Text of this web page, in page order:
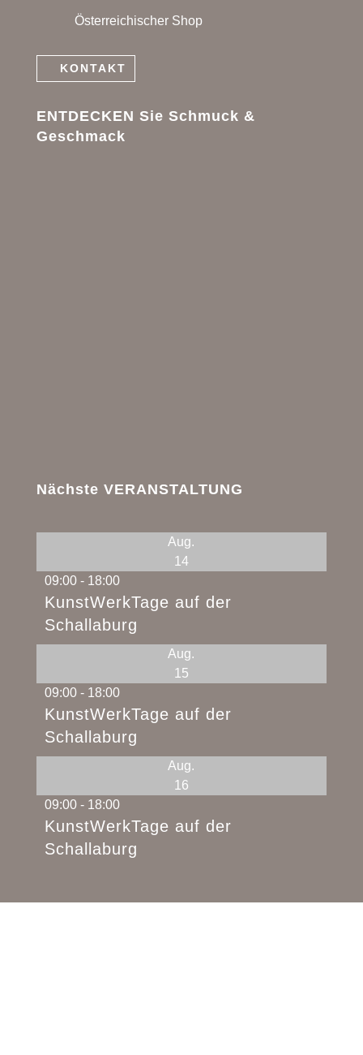
Österreichischer Shop
KONTAKT
ENTDECKEN Sie Schmuck &
Geschmack
Nächste VERANSTALTUNG
Aug.
14
09:00- 18:00
KunstWerkTage auf der
Schallaburg
Aug.
15
09:00- 18:00
KunstWerkTage auf der
Schallaburg
Aug.
16
09:00- 18:00
KunstWerkTage auf der
Schallaburg